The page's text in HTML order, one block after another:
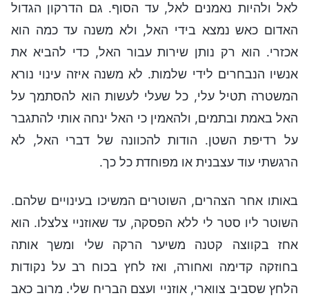
לאל ולהיות נאמנים לאל, עד הסוף. גם הדרקון הגדול
האדום כאש נמצא בידי האל, ולא משנה עד כמה הוא
אכזרי. הוא רק נותן שירות עבור האל, כדי להביא את
אנשיו הנבחרים לידי שלמות. לא משנה איזה עינוי נורא
המשטרה תטיל עלי, כל שעלי לעשות הוא להסתמך על
האל באמת ובתמים, ולהאמין כי האל ינחה אותי להתגבר
על רדיפת השטן. הודות להכוונה של דברי האל, לא
הרגשתי עוד עצבנית או מפוחדת כל כך.
באותו אחר הצהרים, השוטרים המשיכו בעינויים שלהם.
השוטר ליו סטר לי ללא הפסקה, עד שאוזניי צלצלו. הוא
אחז בקווצה קטנה משיער הרקה שלי ומשך אותה
בחוזקה קדימה ואחורה, ואז לחץ בכוח רב על נקודות
הלחץ שסביב צווארי, אוזניי ועצם הבריח שלי. מרוב כאב